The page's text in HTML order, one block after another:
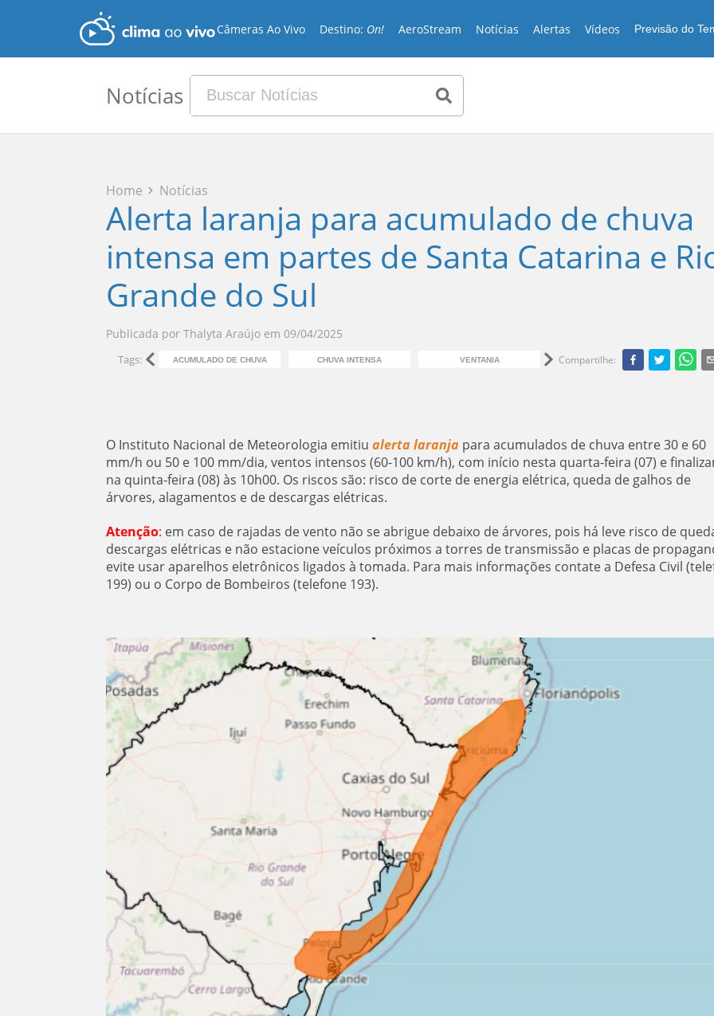
Câmeras Ao Vivo Destino: On! AeroStream Notícias Alertas Vídeos Previsão do
Notícias
Home Notícias
Alerta laranja para acumulado de chuva
intensa em partes de Santa Catarina e
Grande do Sul
Publicada por Thalyta Araújo em 09/04/2025
Tags: ACUMULADO DE CHUVA CHUVA INTENSA VENTANIA RAIOS
Compartilhe:
O Instituto Nacional de Meteorologia emitiu alerta laranjapara acumulados de chuva entre 30 e 60
mm/h ou 50 e 100 mm/dia, ventos intensos (60-100 km/h), com início nesta quarta-feira (07) e
na quinta-feira (08) às 10h00. Os riscos são: risco de corte de energia elétrica, queda de galhos de
árvores, alagamentos e de descargas elétricas.
Atenção: em caso de rajadas de vento não se abrigue debaixo de árvores, pois há leve risco de
descargas elétricas e não estacione veículos próximos a torres de transmissão e placas de
evite usar aparelhos eletrônicos ligados à tomada. Para mais informações contate a Defesa Civil
199) ou o Corpo de Bombeiros (telefone 193).